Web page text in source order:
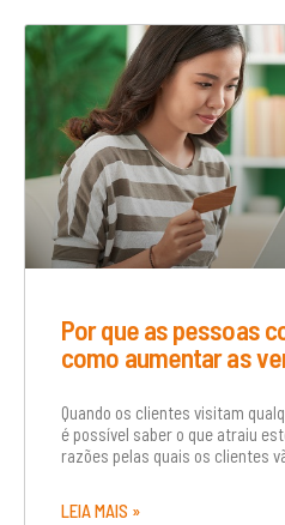
Por que as pessoas
como aumentar as
Quando os clientes visitam
é possível saber o que atraiu
razões pelas quais os clientes
LEIA MAIS »